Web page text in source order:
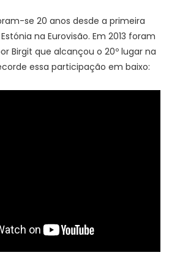
se 20 anos desde a primeira
na Eurovisão. Em 2013 foram
Birgit que alcançou o 20º lugar na
essa participação em baixo: